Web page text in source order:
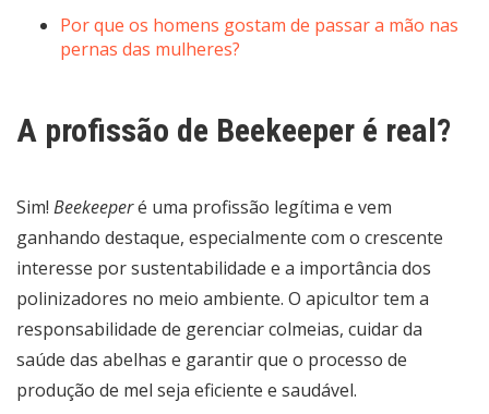
Por que os homens gostam de passar a mão nas
pernas das mulheres?
A profissão de Beekeeper é real?
Sim! Beekeeperé uma profissão legítima e vem
ganhando destaque, especialmente com o crescente
interesse por sustentabilidade e a importância dos
polinizadores no meio ambiente. O apicultor tem a
responsabilidade de gerenciar colmeias, cuidar da
saúde das abelhas e garantir que o processo de
produção de mel seja eficiente e saudável.